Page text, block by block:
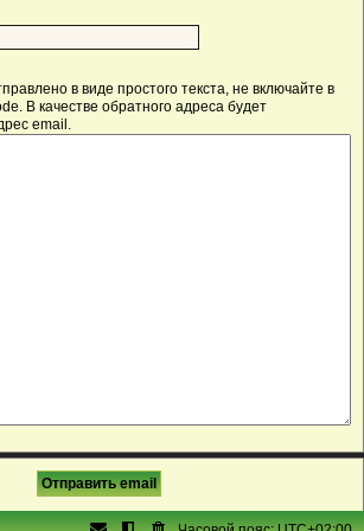
в виде простого текста, не включайте в
В качестве обратного адреса будет
email.